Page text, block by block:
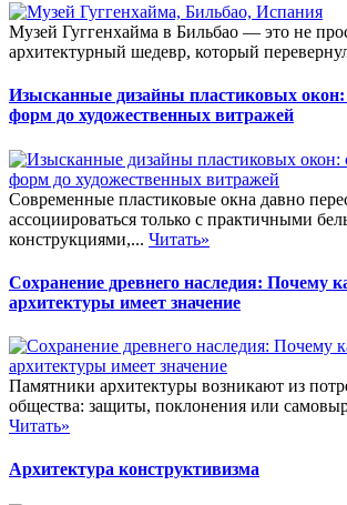
Музей Гуггенхайма в Бильбао — это не
архитектурный шедевр, который
Изысканные дизайны пластиковых окон:
форм до художественных витражей
Современные пластиковые окна давно
ассоциироваться только с практичными
конструкциями,... Читать»
Сохранение древнего наследия: Почему
архитектуры имеет значение
Памятники архитектуры возникают из
общества: защиты, поклонения или
Читать»
Архитектура конструктивизма